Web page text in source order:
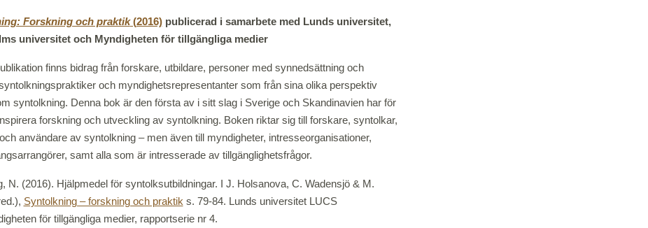
Forskning och praktik(2016)publicerad i samarbete med Lunds universitet,
universitet och Myndigheten för tillgängliga medier
finns bidrag från forskare, utbildare, personer med synnedsättning och
och myndighetsrepresentanter som från sina olika perspektiv
syntolkning. Denna bok är den första av i sitt slag i Sverige och Skandinavien har för
forskning och utveckling av syntolkning. Boken riktar sig till forskare, syntolkar,
användare av syntolkning – men även till myndigheter, intresseorganisationer,
samt alla som är intresserade av tillgänglighetsfrågor.
N. (2016). Hjälpmedel för syntolksutbildningar. I J. Holsanova, C. Wadensjö & M.
Syntolkning – forskning och praktik s. 79-84. Lunds universitet LUCS
för tillgängliga medier, rapportserie nr 4.